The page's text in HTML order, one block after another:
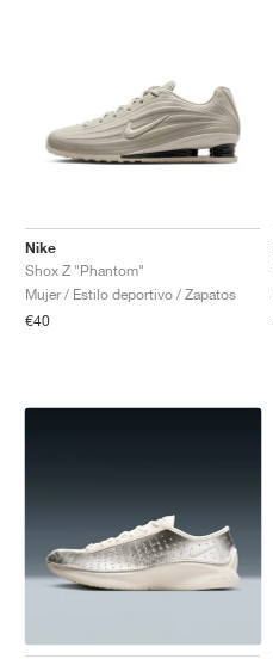
Nike
Shox Z "Phantom"
Mujer / Estilo deportivo / Zapatos
€40